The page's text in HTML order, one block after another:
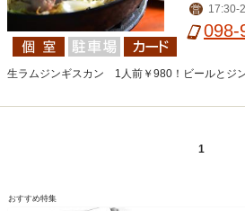
のご予約
年末年始
営 17:30-
098-
生ラムジンギスカン 1人前￥980！ビールとジ
1
おすすめ特集